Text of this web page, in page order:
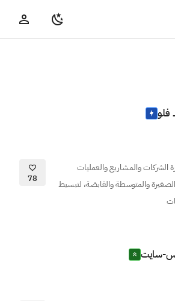
فلو
الشركات والمشاريع والعمليات
والمتوسطة والقابضة، لتبسيط
78
سايت